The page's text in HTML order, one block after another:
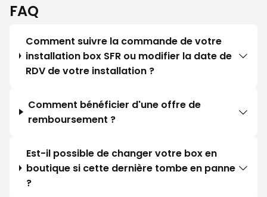
FAQ
Comment suivre la commande de votre
installation box SFR ou modifier la date de
RDV de votre installation ?
Comment bénéficier d'une offre de
remboursement ?
Est-il possible de changer votre box en
boutique si cette dernière tombe en panne
?